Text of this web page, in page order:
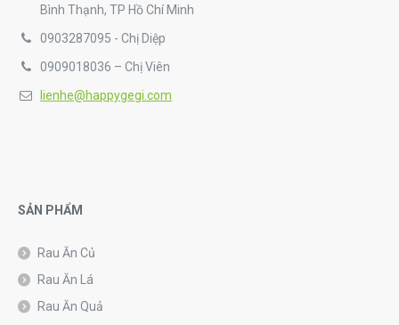
Bình Thạnh, TP Hồ Chí Minh
0903287095 - Chị Diệp
0909018036 – Chị Viên
lienhe@happygegi.com
SẢN PHẨM
Rau Ăn Củ
Rau Ăn Lá
Rau Ăn Quả